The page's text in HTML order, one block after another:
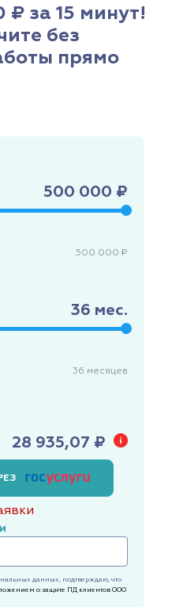
за 15 минут!
без
прямо
500 000 ₽
500 000 ₽
36 мес.
36 месяцев
28 935,07 ₽
данных, подтверждаю, что
о защите ПД клиентов ООО